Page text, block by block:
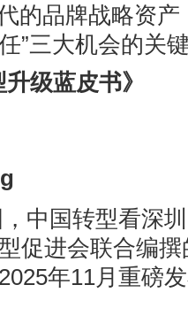
的品牌战略资产
”三大机会的关
级蓝皮书》
中国转型看深
促进会联合编
年11月重磅